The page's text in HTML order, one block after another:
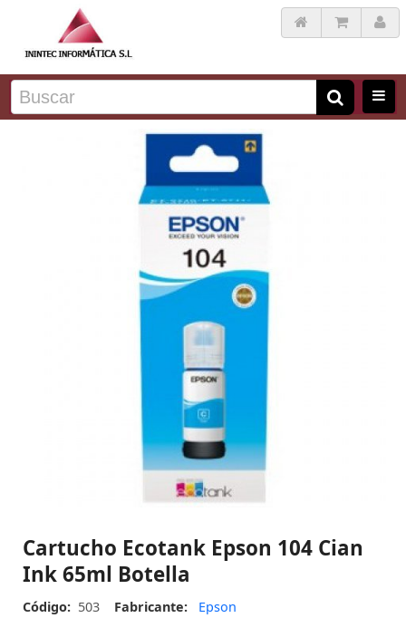
Cartucho Ecotank Epson 104 Cian
Ink 65ml Botella
Código: 503 Fabricante:
Epson